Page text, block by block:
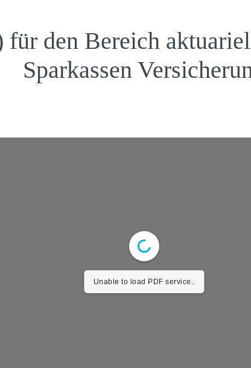
den Bereich
Sparkassen
Unable to load PDF service..